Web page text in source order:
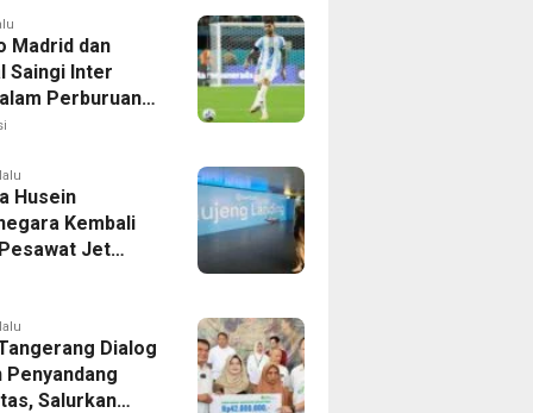
Madrid dan
Saingi Inter
Perburuan
Husein
Kembali
Jet
Agustus 2026,
Denpasar
Dialog
Penyandang
Salurkan